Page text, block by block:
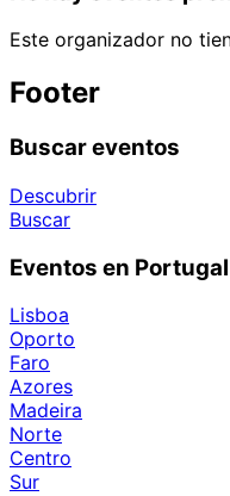
Este organizador no
Footer
Buscar eventos
Descubrir
Buscar
Eventos en Portugal
Lisboa
Oporto
Faro
Azores
Madeira
Norte
Centro
Sur